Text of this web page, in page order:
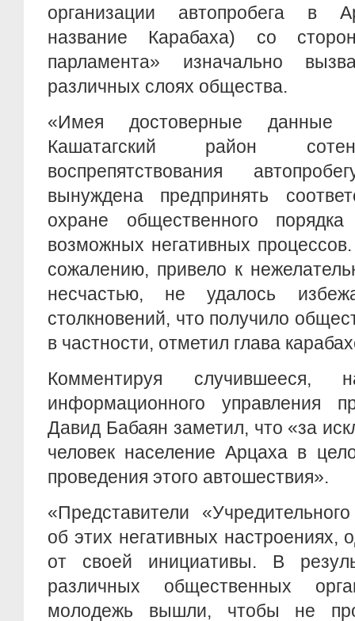
организации автопробега в
название Карабаха) со
парламента» изначально
различных слоях общества.
«Имея достоверные
Кашатагский район
воспрепятствования
вынуждена предпринять
охране общественного
возможных негативных
сожалению, привело к
несчастью, не удалось
столкновений, что получило
в частности, отметил глава
Комментируя случившееся,
информационного управления
Давид Бабаян заметил, что «за
человек население Арцаха в
проведения этого автошествия».
«Представители
об этих негативных настроениях,
от своей инициативы. В
различных общественных
молодежь вышли, чтобы не